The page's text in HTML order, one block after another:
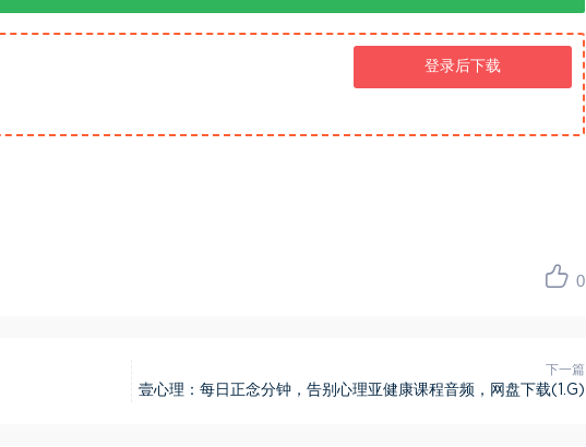
登录后下载
0
下一篇
壹心理：每日正念分钟，告别心理亚健康课程音频，网盘下载(1.G)